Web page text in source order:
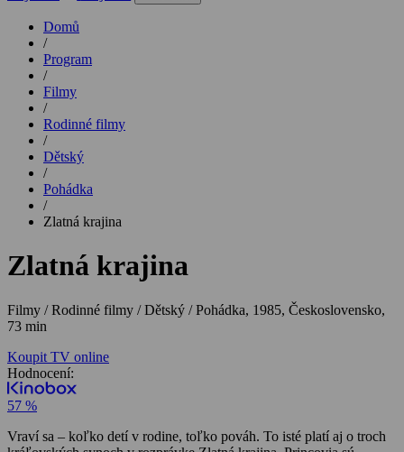
Domů
/
Program
/
Filmy
/
Rodinné filmy
/
Dětský
/
Pohádka
/
Zlatná krajina
Zlatná krajina
Filmy / Rodinné filmy / Dětský / Pohádka, 1985, Československo,
73 min
Koupit TV online
Hodnocení:
57 %
Vraví sa – koľko detí v rodine, toľko pováh. To isté platí aj o troch